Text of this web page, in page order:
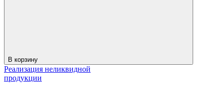
В корзину
Реализация неликвидной
продукции